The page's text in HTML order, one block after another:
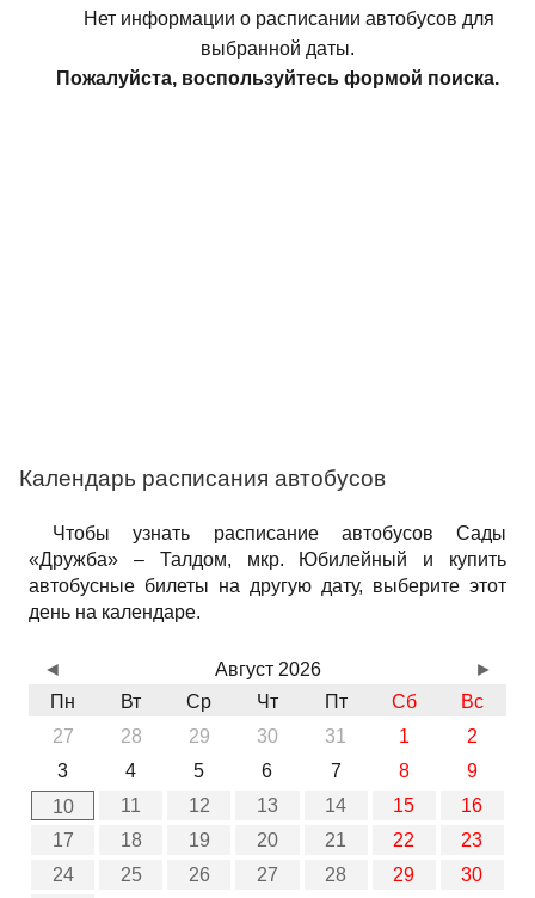
Нет информации о расписании автобусов для
выбранной даты.
Пожалуйста, воспользуйтесь формой поиска.
Календарь расписания автобусов
Чтобы узнать расписание автобусов Сады
«Дружба» – Талдом, мкр. Юбилейный и купить
автобусные билеты на другую дату, выберите этот
день на календаре.
Август 2026
Пн
Вт Ср Чт Пт Сб
Вс
27
28 29 30 31 1
2
3
4 5 6 7 8
9
10
11 12 13 14 15
16
17
18 19 20 21 22
23
24
25 26 27 28 29
30
◄ ►